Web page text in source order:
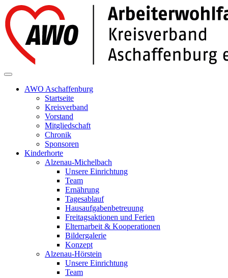
AWO Aschaffenburg
Startseite
Kreisverband
Vorstand
Mitgliedschaft
Chronik
Sponsoren
Kinderhorte
Alzenau-Michelbach
Unsere Einrichtung
Team
Ernährung
Tagesablauf
Hausaufgabenbetreuung
Freitagsaktionen und Ferien
Elternarbeit & Kooperationen
Bildergalerie
Konzept
Alzenau-Hörstein
Unsere Einrichtung
Team